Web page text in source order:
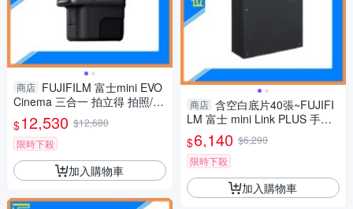
商店 FUJIFILM 富士mini EVO
Cinema 三合一 拍立得 拍照/影
片/列印(公司貨)
$12,530 $12,680
限時下殺
加入購物車
商店 含空白底片40張~FUJIFI
LM 富士 mini Link PLUS 手機
印相機 清晰細膩列印(mini link
+，公司貨)
$6,140 $6,290
限時下殺
加入購物車